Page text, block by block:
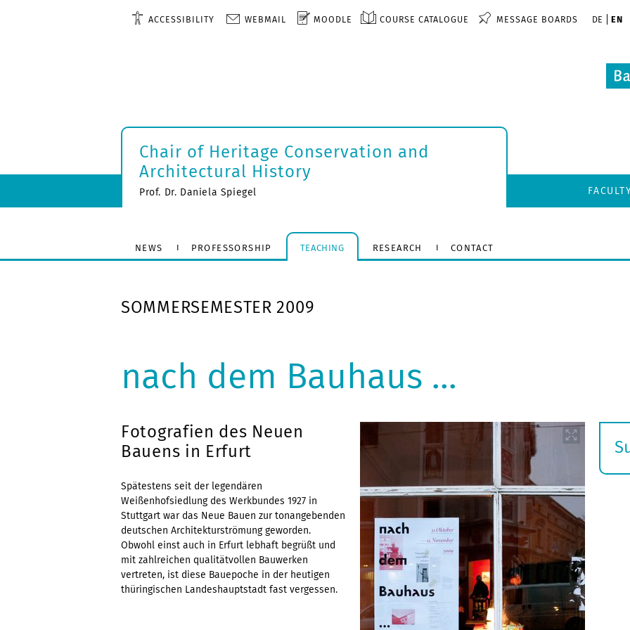
ACCESSIBILITY WEBMAIL MOODLE COURSE CATALOGUE MESSAGE BOARDS DE EN
Chair of Heritage Conservation and
Architectural History
Prof. Dr. Daniela Spiegel
NEWS PROFESSORSHIP TEACHING RESEARCH CONTACT
SOMMERSEMESTER 2009
nach dem Bauhaus ...
Fotografien des Neuen
Bauens in Erfurt
Spätestens seit der legendären
Weißenhofsiedlung des Werkbundes 1927 in
Stuttgart war das Neue Bauen zur tonangebenden
deutschen Architekturströmung geworden.
Obwohl einst auch in Erfurt lebhaft begrüßt und
mit zahlreichen qualitätvollen Bauwerken
vertreten, ist diese Bauepoche in der heutigen
thüringischen Landeshauptstadt fast vergessen.